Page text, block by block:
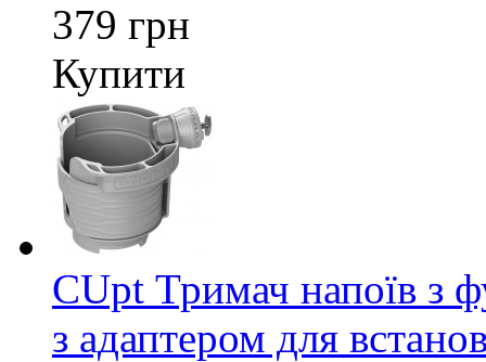
379 грн
Купити
CUpt Тримач напоїв з
з адаптером для